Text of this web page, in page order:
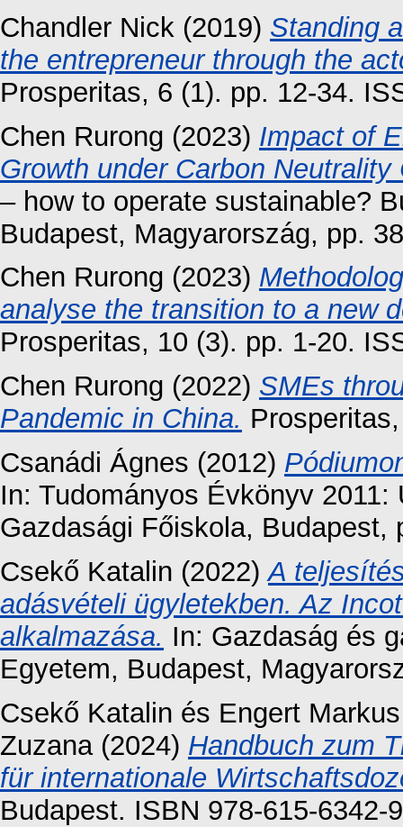
Chandler Nick (2019) Standing
the entrepreneur through the
Prosperitas, 6 (1). pp. 12-34.
Chen Rurong (2023) Impact of
Growth under Carbon
– how to operate sustainable?
Budapest, Magyarország, pp.
Chen Rurong (2023)
analyse the transition to a new
Prosperitas, 10 (3). pp. 1-20.
Chen Rurong (2022) SMEs
Pandemic in China.
Csanádi Ágnes (2012)
In: Tudományos Évkönyv
Gazdasági Főiskola, Budapest,
Csekő Katalin (2022)A
adásvételi ügyletekben. Az
alkalmazása. In: Gazdaság és
Egyetem, Budapest,
Csekő Katalin és Engert Markus
Zuzana(2024) Handbuch zum
für internationale
Budapest. ISBN 978-615-6342-